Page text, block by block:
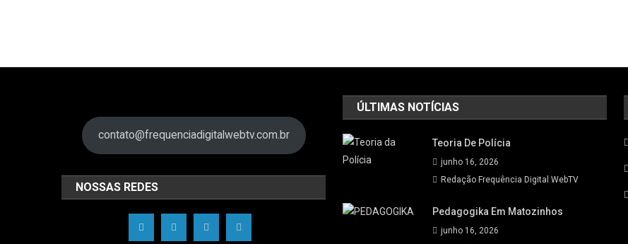
contato@frequenciadigitalwebtv.com.br
NOSSAS REDES
ÚLTIMAS NOTÍCIAS
Teoria De Polícia
junho 16, 2026
Redação Frequência Digital WebTV
Pedagogika Em Matozinhos
junho 16, 2026